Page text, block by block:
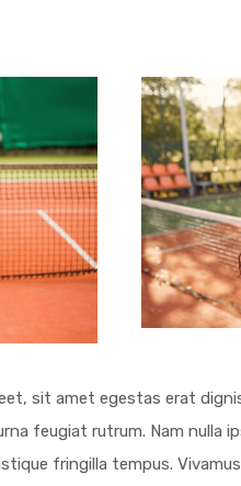
sit amet egestas erat
feugiat rutrum. Nam nulla
fringilla tempus.